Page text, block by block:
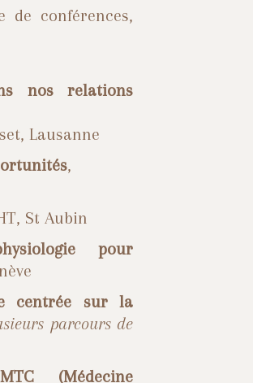
de conférences,
nos relations
Lausanne
,
St Aubin
pour
centrée sur la
parcours de
(Médecine